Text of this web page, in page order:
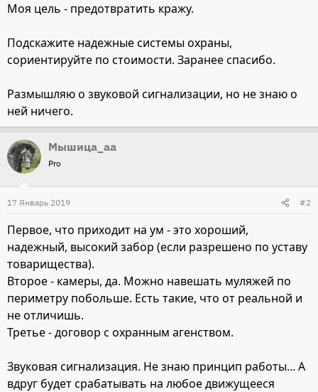
Моя цель - предотвратить кражу.
Подскажите надежные системы охраны,
сориентируйте по стоимости. Заранее спасибо.
Размышляю о звуковой сигнализации, но не знаю о
ней ничего.
Мышица_аа
Pro
17 Январь 2019 #2
Первое, что приходит на ум - это хороший,
надежный, высокий забор (если разрешено по уставу
товарищества).
Второе - камеры, да. Можно навешать муляжей по
периметру побольше. Есть такие, что от реальной и
не отличишь.
Третье - договор с охранным агенством.
Звуковая сигнализация. Не знаю принцип работы... А
вдруг будет срабатывать на любое движущееся